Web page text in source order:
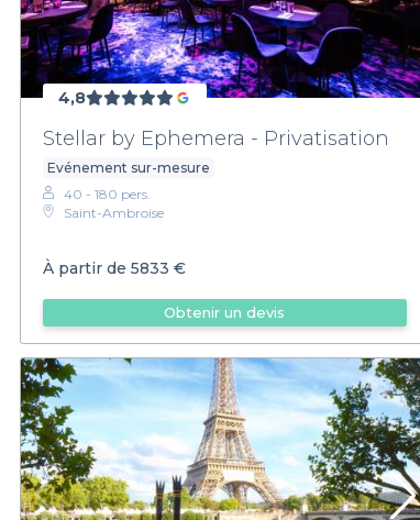
4,8
Stellar by Ephemera - Privatisation
Evénement sur-mesure
40 - 180 pers.
Saint-Ambroise
À partir de 5833 €
Obtenir un devis